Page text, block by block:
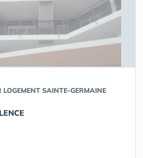
LOGEMENT SAINTE-GERMAINE